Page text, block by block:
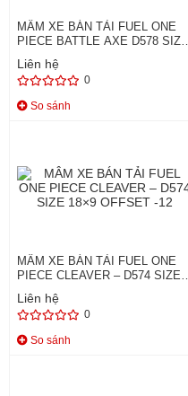
MÂM XE BÁN TẢI FUEL ONE
PIECE BATTLE AXE D578 SIZE
Liên hệ
0
So sánh
MÂM XE BÁN TẢI FUEL ONE
PIECE CLEAVER – D574 SIZE
Liên hệ
0
So sánh